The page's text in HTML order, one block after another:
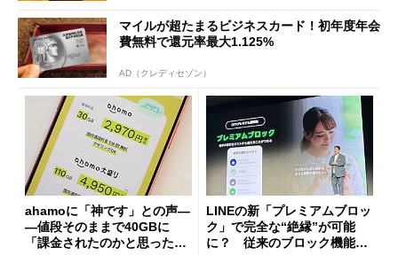
マイルが超たまるビジネスカード！初年度年会
費無料で還元率最大1.125%
AD（クレディセゾン）
ahamoに「神です」との声―
―値段そのままで40GBに
「課金されたのかと思った」
LINEの新「プレミアムブロッ
ク」で完全な“絶縁”が可能
に？ 従来のブロック機能と